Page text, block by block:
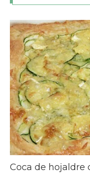
Coca de hojaldre